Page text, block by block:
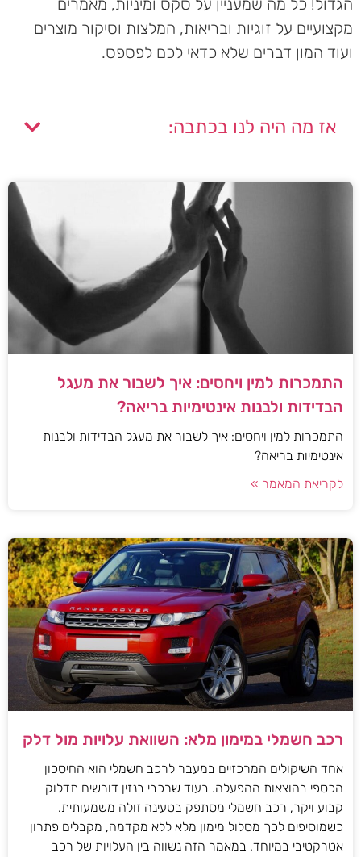
הגדול! כל מה שמעניין על סקס ומיניות, מאמרים
מקצועיים על זוגיות ובריאות, המלצות וסיקור מוצרים
ועוד המון דברים שלא כדאי לכם לפספס.
אז מה היה לנו בכתבה:
התמכרות למין ויחסים: איך לשבור את מעגל
הבדידות ולבנות אינטימיות בריאה?
התמכרות למין ויחסים: איך לשבור את מעגל הבדידות ולבנות
אינטימיות בריאה?
לקריאת המאמר »
רכב חשמלי במימון מלא: השוואת עלויות מול דלק
אחד השיקולים המרכזיים במעבר לרכב חשמלי הוא החיסכון
הכספי בהוצאות ההפעלה. בעוד שרכבי בנזין דורשים תדלוק
קבוע ויקר, רכב חשמלי מסתפק בטעינה זולה משמעותית.
כשמוסיפים לכך מסלול מימון מלא ללא מקדמה, מקבלים פתרון
אטרקטיבי במיוחד. במאמר הזה נשווה בין העלויות של רכב